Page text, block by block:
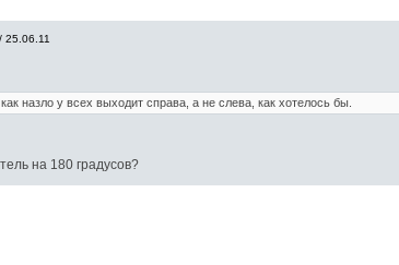
25.06.11
назло у всех выходит справа, а не слева, как хотелось бы.
на 180 градусов?